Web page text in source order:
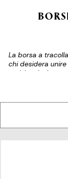
La borsa a
chi desidera
artigianale. La
da Prada,
rifiniture
tracolla è